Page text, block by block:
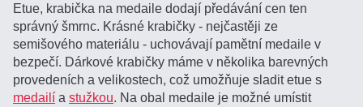
Etue, krabička na medaile dodají předávání cen ten
správný šmrnc. Krásné krabičky - nejčastěji ze
semišového materiálu - uchovávají pamětní medaile v
bezpečí. Dárkové krabičky máme v několika barevných
provedeních a velikostech, což umožňuje sladit etue s
medailíastužkou. Na obal medaile je možné umístit